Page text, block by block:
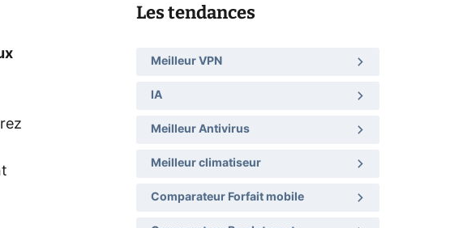
Les tendances
Meilleur VPN
IA
Meilleur Antivirus
Meilleur climatiseur
Comparateur Forfait mobile